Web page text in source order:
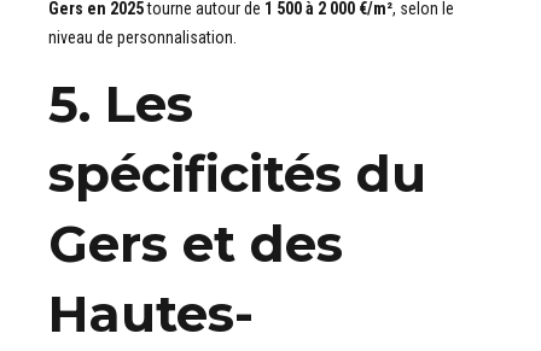
Gers en 2025tourne autour de 1 500 à 2 000 €/m², selon le
niveau de personnalisation.
5. Les
spécificités du
Gers et des
Hautes-